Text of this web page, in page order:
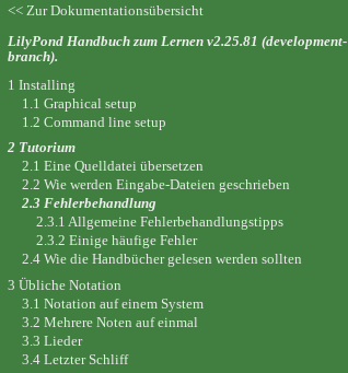
<< Zur Dokumentationsübersicht
LilyPond Handbuch zum Lernen v2.25.81 (development-
branch).
1 Installing
1.1 Graphical setup
1.2 Command line setup
2 Tutorium
2.1 Eine Quelldatei übersetzen
2.2 Wie werden Eingabe-Dateien geschrieben
2.3 Fehlerbehandlung
2.3.1 Allgemeine Fehlerbehandlungstipps
2.3.2 Einige häufige Fehler
2.4 Wie die Handbücher gelesen werden sollten
3 Übliche Notation
3.1 Notation auf einem System
3.2 Mehrere Noten auf einmal
3.3 Lieder
3.4 Letzter Schliff